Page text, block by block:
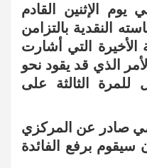
يوم الإثنين القادم
النقدية بالتزامن
الأخيرة التي أشارت
4%، وهو الأمر الذي قد يقود نحو
للمرة الثالثة على
صادر عن المركزي
سيقوم برفع الفائدة